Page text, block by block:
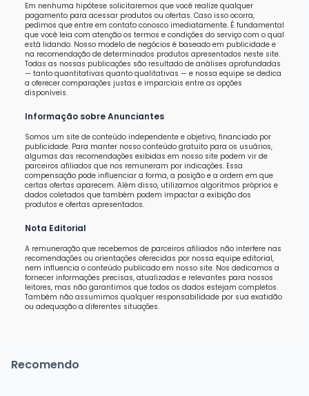
Em nenhuma hipótese solicitaremos que você realize qualquer
pagamento para acessar produtos ou ofertas. Caso isso ocorra,
pedimos que entre em contato conosco imediatamente. É fundamental
que você leia com atenção os termos e condições do serviço com o qual
está lidando. Nosso modelo de negócios é baseado em publicidade e
na recomendação de determinados produtos apresentados neste site.
Todas as nossas publicações são resultado de análises aprofundadas
— tanto quantitativas quanto qualitativas — e nossa equipe se dedica
a oferecer comparações justas e imparciais entre as opções
disponíveis.
Informação sobre Anunciantes
Somos um site de conteúdo independente e objetivo, financiado por
publicidade. Para manter nosso conteúdo gratuito para os usuários,
algumas das recomendações exibidas em nosso site podem vir de
parceiros afiliados que nos remuneram por indicações. Essa
compensação pode influenciar a forma, a posição e a ordem em que
certas ofertas aparecem. Além disso, utilizamos algoritmos próprios e
dados coletados que também podem impactar a exibição dos
produtos e ofertas apresentados.
Nota Editorial
A remuneração que recebemos de parceiros afiliados não interfere nas
recomendações ou orientações oferecidas por nossa equipe editorial,
nem influencia o conteúdo publicado em nosso site. Nos dedicamos a
fornecer informações precisas, atualizadas e relevantes para nossos
leitores, mas não garantimos que todos os dados estejam completos.
Também não assumimos qualquer responsabilidade por sua exatidão
ou adequação a diferentes situações.
Recomendo